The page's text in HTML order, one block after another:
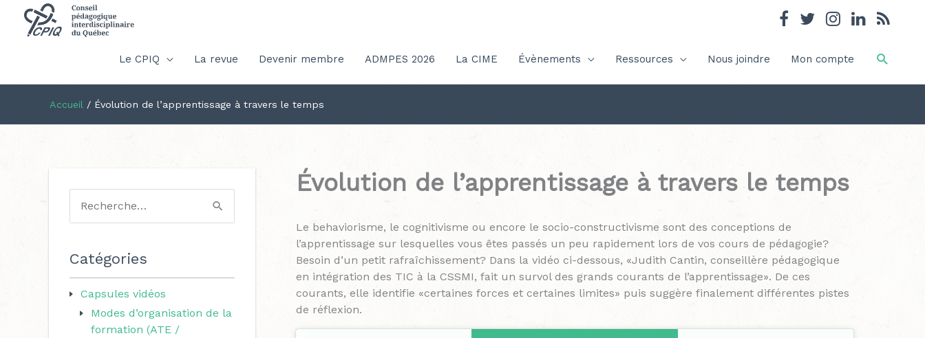
Le CPIQ La revue Devenir membre ADMPES 2026 La CIME Évènements Ressources Nous joindre Mon compte
Accueil / Évolution de l’apprentissage à travers le temps
c
h
e
Catégories
Capsules vidéos
Modes d’organisation de la
formation (ATE /
Évolution de l’apprentissage à travers le temps
Le behaviorisme, le cognitivisme ou encore le socio-constructivisme sont des conceptions de
l’apprentissage sur lesquelles vous êtes passés un peu rapidement lors de vos cours de pédagogie?
Besoin d’un petit rafraîchissement? Dans la vidéo ci-dessous, «Judith Cantin, conseillère pédagogique
en intégration des TIC à la CSSMI, fait un survol des grands courants de l’apprentissage». De ces
courants, elle identifie «certaines forces et certaines limites» puis suggère finalement différentes pistes
de réflexion.